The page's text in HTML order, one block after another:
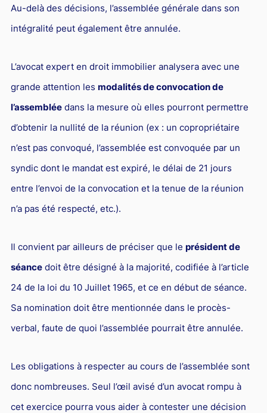
Au-delà des décisions, l’assemblée générale dans son
intégralité peut également être annulée.
L’avocat expert en droit immobilier analysera avec une
grande attention les modalités de convocation de
l’assembléedans la mesure où elles pourront permettre
d’obtenir la nullité de la réunion (ex : un copropriétaire
n’est pas convoqué, l’assemblée est convoquée par un
syndic dont le mandat est expiré, le délai de 21 jours
entre l’envoi de la convocation et la tenue de la réunion
n’a pas été respecté, etc.).
Il convient par ailleurs de préciser que le président de
séancedoit être désigné à la majorité, codifiée à l’article
24 de la loi du 10 Juillet 1965, et ce en début de séance.
Sa nomination doit être mentionnée dans le procès-
verbal, faute de quoi l’assemblée pourrait être annulée.
Les obligations à respecter au cours de l’assemblée sont
donc nombreuses. Seul l’œil avisé d’un avocat rompu à
cet exercice pourra vous aider à contester une décision